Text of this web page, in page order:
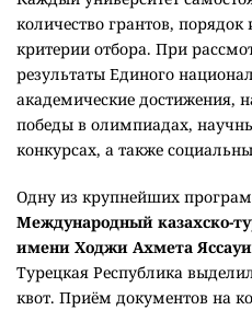
количество грантов, порядок
критерии отбора. При
результаты Единого
академические достижения,
победы в олимпиадах,
конкурсах, а также
Одну из крупнейших
Международный казахско-
имени Ходжи Ахмета Яссауи
Турецкая Республика
квот. Приём документов на